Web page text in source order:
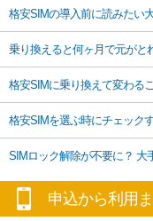
格安SIMの導入前に読みたい
乗り換えると何ヶ月で元がと
格安SIMに乗り換えて変わる
格安SIMを選ぶ時にチェック
SIMロック解除が不要に？ 大
申込から利用